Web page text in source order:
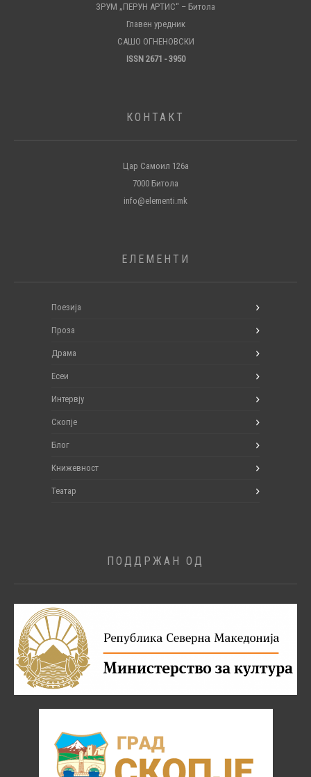
ЗРУМ „ПЕРУН АРТИС“ – Битола
Главен уредник
САШО ОГНЕНОВСКИ
ISSN 2671 - 3950
КОНТАКТ
Цар Самоил 126а
7000 Битола
info@elementi.mk
ЕЛЕМЕНТИ
Поезија
Проза
Драма
Есеи
Интервју
Скопје
Блог
Книжевност
Театар
ПОДДРЖАН ОД